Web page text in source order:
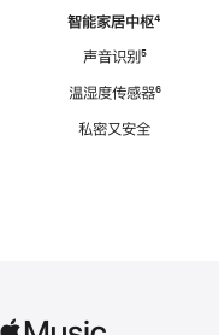
智能家居中枢脚
⁴
声音识别脚
⁵
温湿度传感器脚
⁶
私密又安全